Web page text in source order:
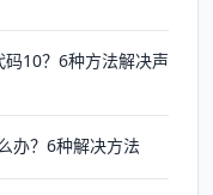
10？6种方法解决声
办？6种解决方法